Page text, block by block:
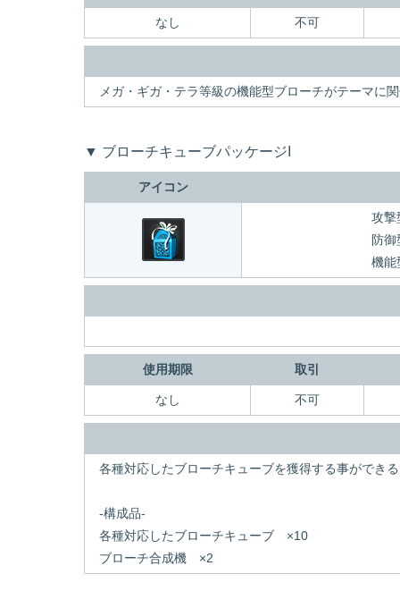
なし 不可
メガ・ギガ・テラ等級の機能型ブローチがテーマに
▼ ブローチキューブパッケージI
アイコン
攻撃
防御
機能
使用期限 取引
なし 不可
各種対応したブローチキューブを獲得する事ができ
-構成品-
各種対応したブローチキューブ ×10
ブローチ合成機 ×2